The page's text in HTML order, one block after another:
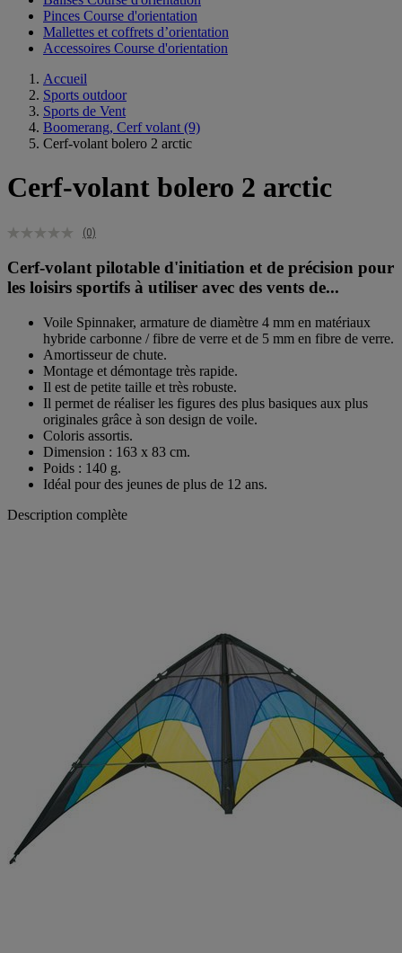
Pinces Course d'orientation
Mallettes et coffrets d’orientation
Accessoires Course d'orientation
Accueil
Sports outdoor
Sports de Vent
Boomerang, Cerf volant (9)
Cerf-volant bolero 2 arctic
Cerf-volant bolero 2 arctic
(0)
Cerf-volant pilotable d'initiation et de précision pour
les loisirs sportifs à utiliser avec des vents de...
Voile Spinnaker, armature de diamètre 4 mm en matériaux
hybride carbonne / fibre de verre et de 5 mm en fibre de verre.
Amortisseur de chute.
Montage et démontage très rapide.
Il est de petite taille et très robuste.
Il permet de réaliser les figures des plus basiques aux plus
originales grâce à son design de voile.
Coloris assortis.
Dimension : 163 x 83 cm.
Poids : 140 g.
Idéal pour des jeunes de plus de 12 ans.
Description complète